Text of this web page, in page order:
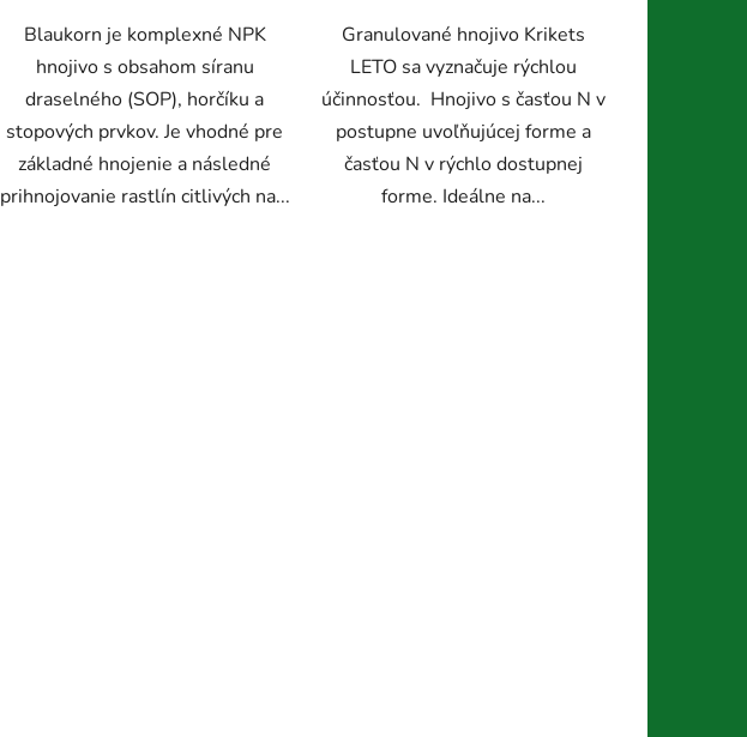
Blaukorn je komplexné NPK
hnojivo s obsahom síranu
draselného (SOP), horčíku a
stopových prvkov. Je vhodné pre
základné hnojenie a následné
prihnojovanie rastlín citlivých na...
Granulované hnojivo Krikets
LETO sa vyznačuje rýchlou
účinnosťou. Hnojivo s časťou N v
postupne uvoľňujúcej forme a
časťou N v rýchlo dostupnej
forme. Ideálne na...